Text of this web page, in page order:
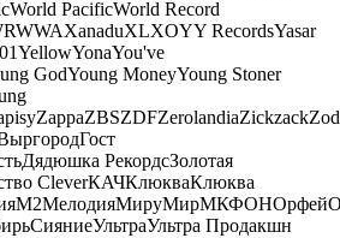
World PacificWorld Record
WWAXanaduXLXOYY RecordsYasar
YellowYonaYou've
GodYoung MoneyYoung Stoner
ZappaZBSZDFZerolandiaZickzack
Гост
Дядюшка РекордсЗолотая
CleverКАЧКлюкваКлюква
М2МелодияМируМирМКФОНОрфей
СияниеУльтраУльтра Продакшн